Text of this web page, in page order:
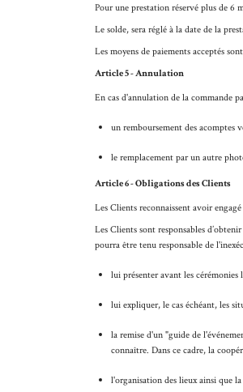
Pour une prestation réservé plus de 6
Le solde, sera réglé à la date de la
Les moyens de paiements acceptés
Article 5 - Annulation
En cas d'annulation de la commande
un remboursement des acomptes
le remplacement par un autre
Article 6 - Obligations des Clients
Les Clients reconnaissent avoir
Les Clients sont responsables
pourra être tenu responsable de
lui présenter avant les
lui expliquer, le cas échéant, les
la remise d'un "guide de
connaître. Dans ce cadre, la
l'organisation des lieux ainsi que